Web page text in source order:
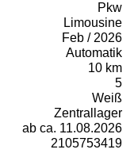
Pkw
Limousine
Feb / 2026
Automatik
10 km
5
Weiß
Zentrallager
ab ca. 11.08.2026
2105753419